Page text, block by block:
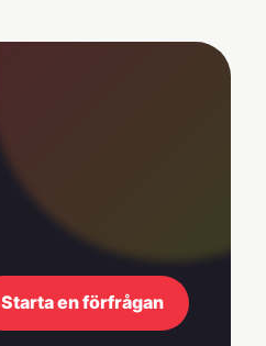
Starta en förfrågan